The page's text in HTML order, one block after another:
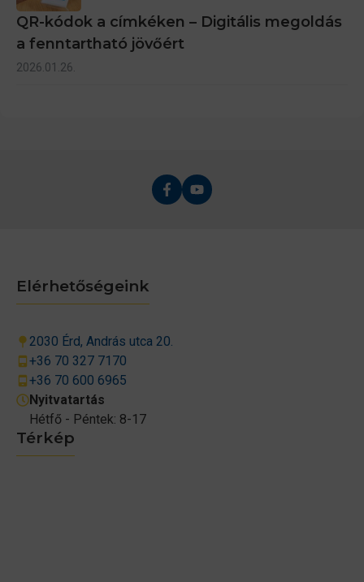
QR-kódok a címkéken – Digitális megoldás
a fenntartható jövőért
2026.01.26.
Térkép
Elérhetőségeink
2030 Érd, András utca 20.
+36 70 327 7170
+36 70 600 6965
Nyitvatartás
Hétfő - Péntek: 8-17